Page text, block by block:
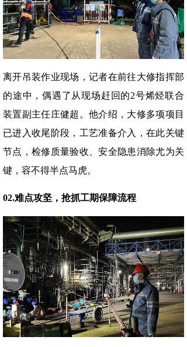
离开吊装作业现场，记者在前往大修指挥部
的途中，偶遇了从现场赶回的2号烯烃联合
装置副主任庄健超。他介绍，大修多项项目
已进入收尾阶段，工艺准备介入，在此关键
节点，检修质量验收、安全隐患消除尤为关
键，容不得半点马虎。
02.难点攻坚，抢抓工期保障流程